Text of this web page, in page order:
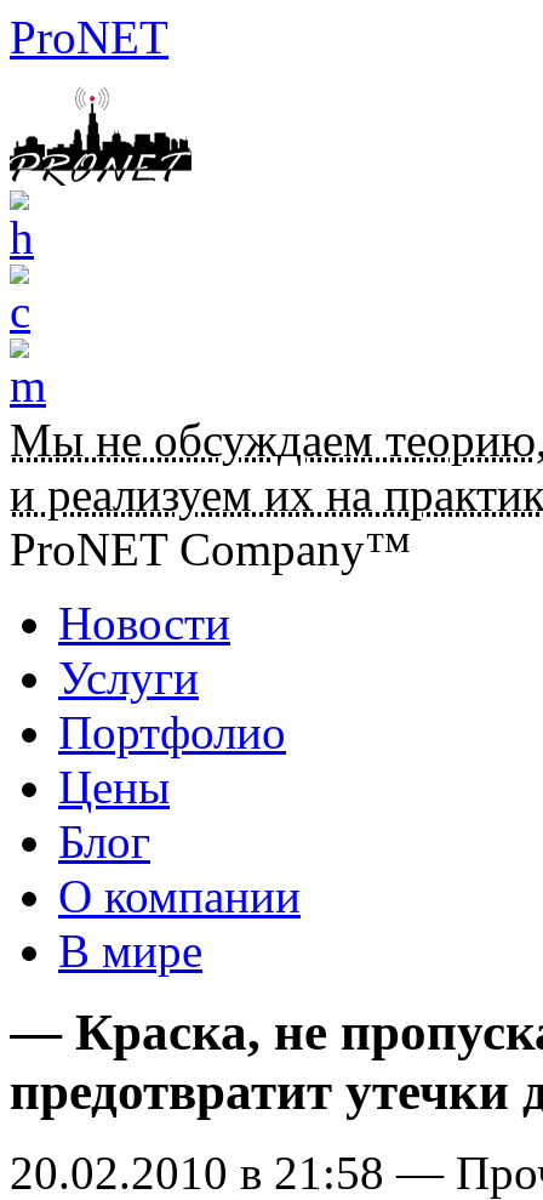
ProNET
Мы не обсуждаем
и реализуем их на
ProNET Company™
Новости
Услуги
Портфолио
Цены
Блог
О компании
В мире
— Краска, не
предотвратит утечки
20.02.2010 в 21:58 —